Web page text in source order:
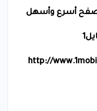
أسرع وأسهل
http://